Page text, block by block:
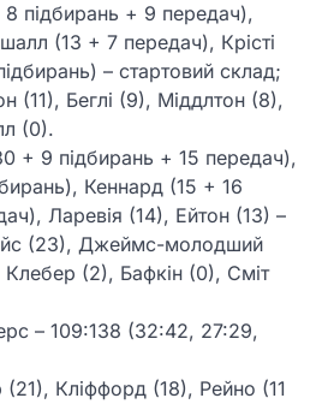
підбирань + 9 передач),
(13 + 7 передач), Крісті
– стартовий склад;
(11), Беглі (9), Міддлтон (8),
(0).
+ 9 підбирань + 15 передач),
Кеннард (15 + 16
Ларевія (14), Ейтон (13) –
(23), Джеймс-молодший
(2), Бафкін (0), Сміт
– 109:138 (32:42, 27:29,
Кліффорд (18), Рейно (11